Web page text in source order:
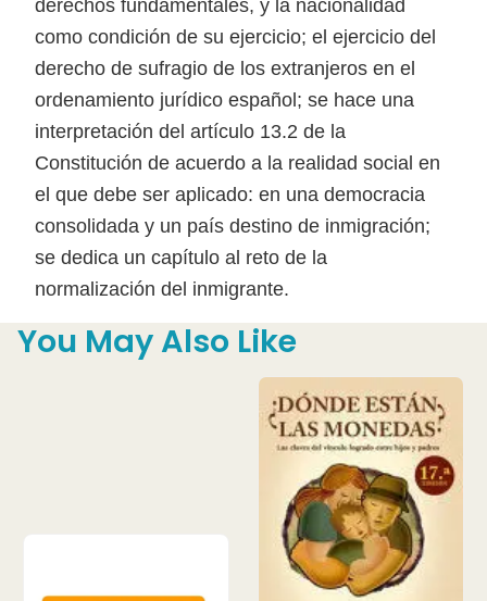
derechos fundamentales, y la nacionalidad
como condición de su ejercicio; el ejercicio del
derecho de sufragio de los extranjeros en el
ordenamiento jurídico español; se hace una
interpretación del artículo 13.2 de la
Constitución de acuerdo a la realidad social en
el que debe ser aplicado: en una democracia
consolidada y un país destino de inmigración;
se dedica un capítulo al reto de la
normalización del inmigrante.
You May Also Like